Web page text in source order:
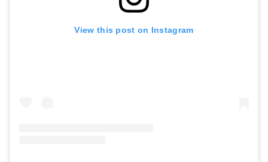
View this post on Instagram